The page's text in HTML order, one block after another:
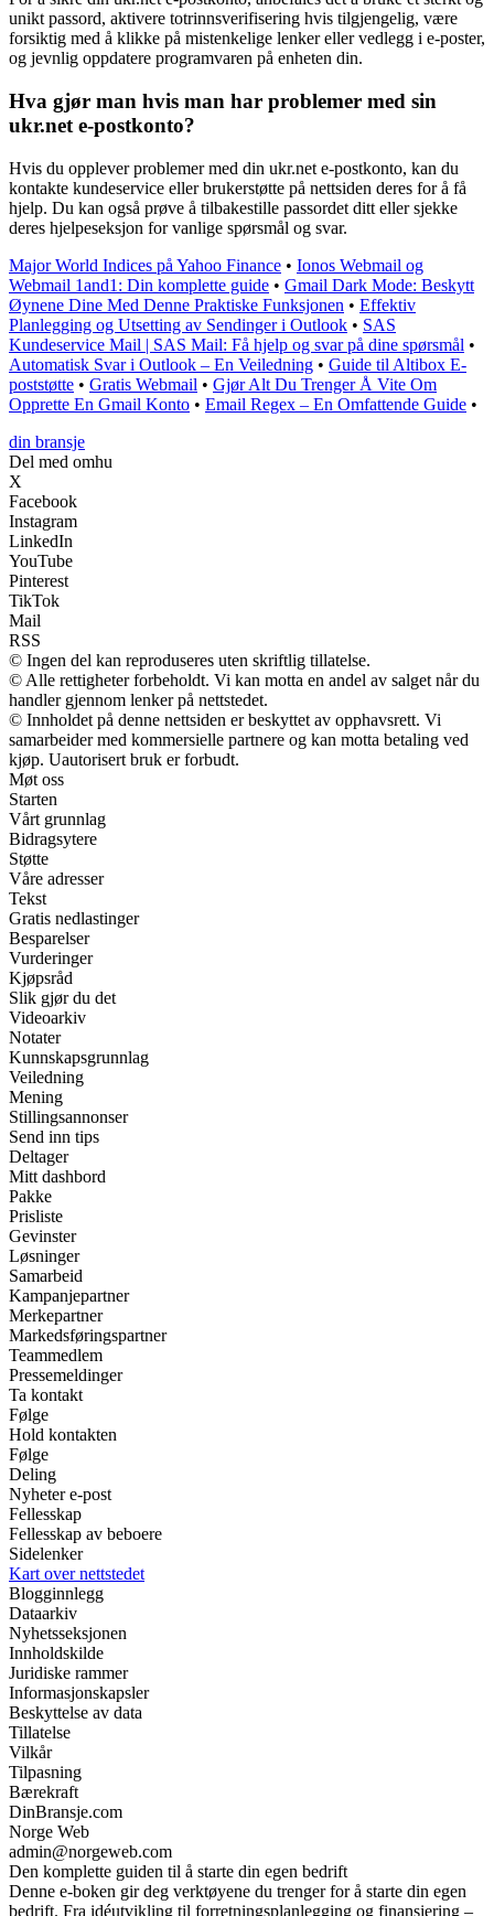
unikt passord, aktivere totrinnsverifisering hvis tilgjengelig, være
forsiktig med å klikke på mistenkelige lenker eller vedlegg i e-poster,
og jevnlig oppdatere programvaren på enheten din.
Hva gjør man hvis man har problemer med sin
ukr.net e-postkonto?
Hvis du opplever problemer med din ukr.net e-postkonto, kan du
kontakte kundeservice eller brukerstøtte på nettsiden deres for å få
hjelp. Du kan også prøve å tilbakestille passordet ditt eller sjekke
deres hjelpeseksjon for vanlige spørsmål og svar.
Major World Indices på Yahoo Finance • Ionos Webmail og
Webmail 1and1: Din komplette guide • Gmail Dark Mode: Beskytt
Øynene Dine Med Denne Praktiske Funksjonen • Effektiv
Planlegging og Utsetting av Sendinger i Outlook • SAS
Kundeservice Mail | SAS Mail: Få hjelp og svar på dine spørsmål •
Automatisk Svar i Outlook – En Veiledning • Guide til Altibox E-
poststøtte • Gratis Webmail • Gjør Alt Du Trenger Å Vite Om
Opprette En Gmail Konto • Email Regex – En Omfattende Guide •
din bransje
Del med omhu
X
Facebook
Instagram
LinkedIn
YouTube
Pinterest
TikTok
Mail
RSS
© Ingen del kan reproduseres uten skriftlig tillatelse.
© Alle rettigheter forbeholdt. Vi kan motta en andel av salget når du
handler gjennom lenker på nettstedet.
© Innholdet på denne nettsiden er beskyttet av opphavsrett. Vi
samarbeider med kommersielle partnere og kan motta betaling ved
kjøp. Uautorisert bruk er forbudt.
Møt oss
Starten
Vårt grunnlag
Bidragsytere
Støtte
Våre adresser
Tekst
Gratis nedlastinger
Besparelser
Vurderinger
Kjøpsråd
Slik gjør du det
Videoarkiv
Notater
Kunnskapsgrunnlag
Veiledning
Mening
Stillingsannonser
Send inn tips
Deltager
Mitt dashbord
Pakke
Prisliste
Gevinster
Løsninger
Samarbeid
Kampanjepartner
Merkepartner
Markedsføringspartner
Teammedlem
Pressemeldinger
Ta kontakt
Følge
Hold kontakten
Følge
Deling
Nyheter e-post
Fellesskap
Fellesskap av beboere
Sidelenker
Kart over nettstedet
Blogginnlegg
Dataarkiv
Nyhetsseksjonen
Innholdskilde
Juridiske rammer
Informasjonskapsler
Beskyttelse av data
Tillatelse
Vilkår
Tilpasning
Bærekraft
DinBransje.com
Norge Web
admin@norgeweb.com
Den komplette guiden til å starte din egen bedrift
Denne e-boken gir deg verktøyene du trenger for å starte din egen
bedrift. Fra idéutvikling til forretningsplanlegging og finansiering –